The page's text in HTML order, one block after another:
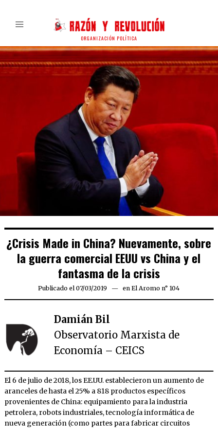
ORGANIZACIÓN POLÍTICA
¿Crisis Made in China? Nuevamente, sobre
la guerra comercial EEUU vs China y el
fantasma de la crisis
Publicado el 07/03/2019 01/04/2019
en El Aromo n° 104
Damián Bil
Observatorio Marxista de
Economía – CEICS
El 6 de julio de 2018, los EE.UU. establecieron un aumento de
aranceles de hasta el 25% a 818 productos específicos
provenientes de China: equipamiento para la industria
petrolera, robots industriales, tecnología informática de
nueva generación (como partes para fabricar circuitos